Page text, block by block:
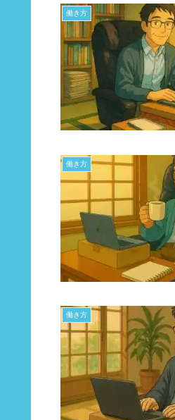
働き方
働き方
働き方